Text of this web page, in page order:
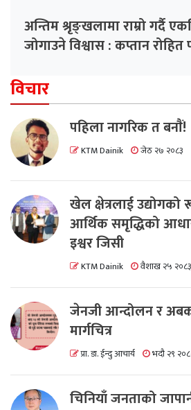
अन्तिम श्रृङ्खलामा राम्रो गर्दै
जोगाउने विश्वास : कप्तान
विचार
पहिला नागरिक त बनाैं!
KTM Dainik जेठ २७ २०८३
खेल क्षेत्रलाई उद्योगको
आर्थिक समृद्धिको
इश्वर जिसी
KTM Dainik वैशाख २५ २०८३
जेनजी आन्दोलन र
मार्गचित्र
प्रा. डा. ईन्दु आचार्य भदौ २९
चिनियाँ जनताको